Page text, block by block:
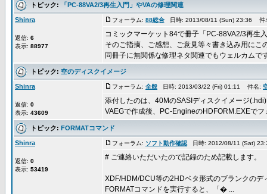
トピック: 「PC-88VA2/3再生入門」やVAの修理関連
Shinra
返信: 6
表示: 88977
フォーラム: 88総合 日時: 2013/08/11 (Sun) 23:36 件
コミックマーケット84で冊子「PC-88VA2/3再生
そのご指摘、ご感想、ご意見等々書き込み用にこ
同冊子に無関係な修理ネタ関連でもウェルカムで
トピック: 空のディスクイメージ
Shinra
返信: 0
表示: 43609
フォーラム: 全般 日時: 2013/03/22 (Fri) 01:11 件名:
添付したのは、40MのSASIディスクイメージ
VAEGで作成後、PC-EngineのHDFORM.EXEで
トピック: FORMATコマンド
Shinra
返信: 0
表示: 53419
フォーラム: ソフト動作確認 日時: 2012/08/11 (Sat)
# ご連絡いただいたので記録のため記載します。
XDF/HDM/DCU等の2HDベタ形式のブランクの
FORMATコマンドを実行すると、「� ...